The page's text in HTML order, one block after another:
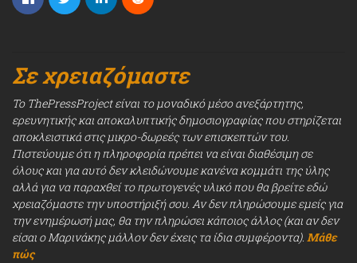
Σε χρειαζόμαστε
Το ThePressProject είναι το μοναδικό μέσο ανεξάρτητης,
ερευνητικής και αποκαλυπτικής δημοσιογραφίας που στηρίζεται
αποκλειστικά στις μικρο-δωρεές των επισκεπτών του.
Πιστεύουμε ότι η πληροφορία πρέπει να είναι διαθέσιμη σε
όλους και για αυτό δεν κλειδώνουμε κανένα κομμάτι της ύλης
αλλά για να παραχθεί το πρωτογενές υλικό που θα βρείτε εδώ
χρειαζόμαστε την υποστήριξή σου. Αν δεν πληρώσουμε εμείς για
την ενημέρωσή μας, θα την πληρώσει κάποιος άλλος (και αν δεν
είσαι ο Μαρινάκης μάλλον δεν έχεις τα ίδια συμφέροντα). Μάθε
πώς